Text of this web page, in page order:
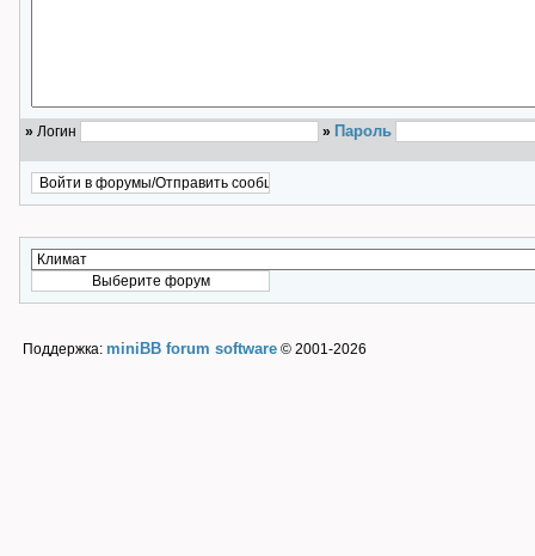
» Логин » Пароль
Поддержка: miniBB forum software © 2001-2026